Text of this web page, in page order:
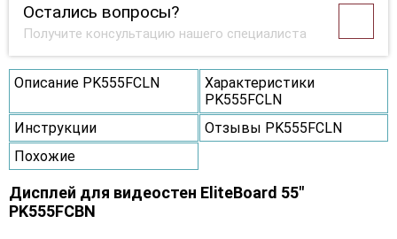
Остались вопросы?
Получите консультацию нашего специалиста
Описание PK555FCLN
Характеристики
PK555FCLN
Инструкции
Отзывы PK555FCLN
Похожие
Дисплей для видеостен EliteBoard 55"
PK555FCBN